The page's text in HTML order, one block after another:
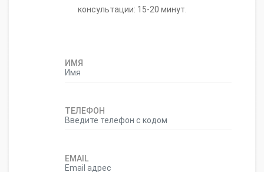
консультации: 15-20 минут.
ИМЯ
ТЕЛЕФОН
EMAIL